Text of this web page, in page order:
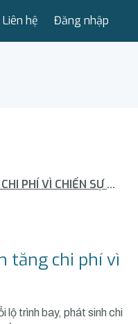
Liên hệ Đăng nhập
HÀNG KHÔNG VIỆT NAM TĂNG CHI PHÍ VÌ CHIẾN SỰ UKRAINE
tăng chi phí vì
lộ trình bay, phát sinh chi